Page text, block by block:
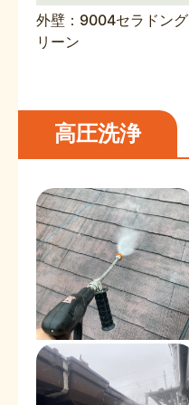
外壁：9004セラドング
リーン
高圧洗浄